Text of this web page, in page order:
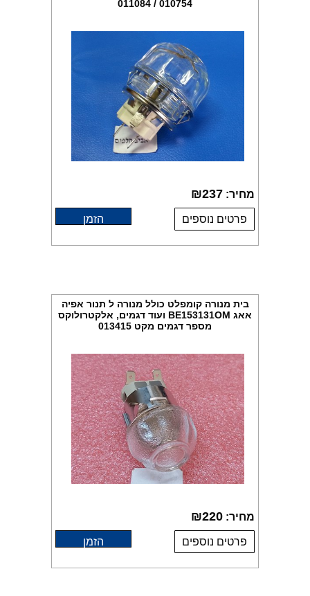
010754 / 011084
מחיר: ₪237
פרטים נוספים הזמן
בית מנורה קומפלט כולל מנורה ל תנור אפיה
אאג BE153131OM ועוד דגמים, אלקטרולוקס
מספר דגמים מקט 013415
מחיר: ₪220
פרטים נוספים הזמן